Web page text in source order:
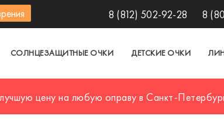
8 (812) 502-92-28 8
СОЛНЦЕЗАЩИТНЫЕ ОЧКИ ДЕТСКИЕ ОЧКИ
цену на любую оправу в Санкт-